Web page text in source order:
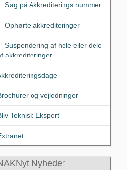
Søg på Akkrediterings nummer
Ophørte akkrediteringer
Suspendering af hele eller dele
akkrediteringer
og vejledninger
Teknisk Ekspert
Nyheder